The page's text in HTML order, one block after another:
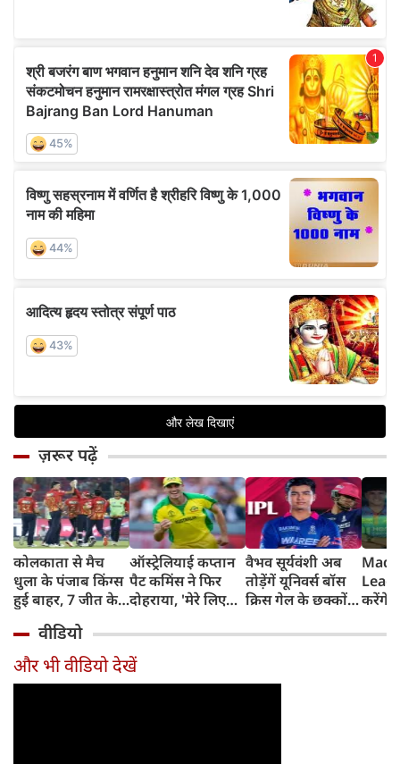
ज़रूर पढ़ें
कोलकाता से मैच
धुला के पंजाब किंग्स
हुई बाहर, 7 जीत के
ऑस्ट्रेलियाई कप्तान
पैट कमिंस ने फिर
दोहराया, 'मेरे लिए
वैभव सूर्यवंशी अब
तोड़ेंगें यूनिवर्स बॉस
क्रिस गेल के छक्कों
करेंगे
टीम में
वीडियो
और भी वीडियो देखें